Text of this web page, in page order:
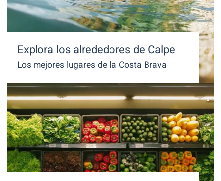
Explora los alrededores de Calpe
Los mejores lugares de la Costa Brava